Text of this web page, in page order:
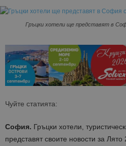
Гръцки хотели ще представят в
Чуйте статията:
София. Гръцки хотели,
представят своите новости за